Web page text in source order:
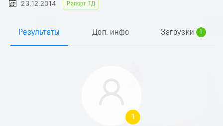
23.12.2014 Рапорт ТД
Результаты Доп. инфо Загрузки
1